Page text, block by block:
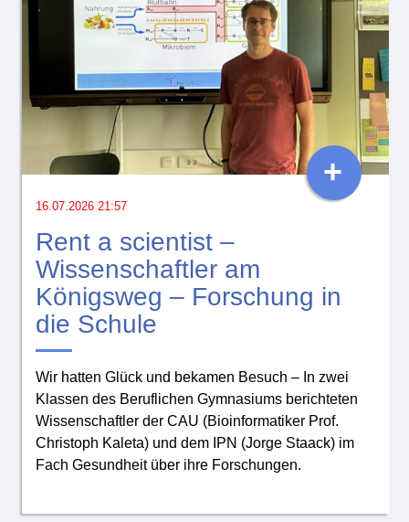
16.07.2026 21:57
Rent a scientist –
Wissenschaftler am
Königsweg – Forschung in
die Schule
Wir hatten Glück und bekamen Besuch – In zwei
Klassen des Beruflichen Gymnasiums berichteten
Wissenschaftler der CAU (Bioinformatiker Prof.
Christoph Kaleta) und dem IPN (Jorge Staack) im
Fach Gesundheit über ihre Forschungen.
+